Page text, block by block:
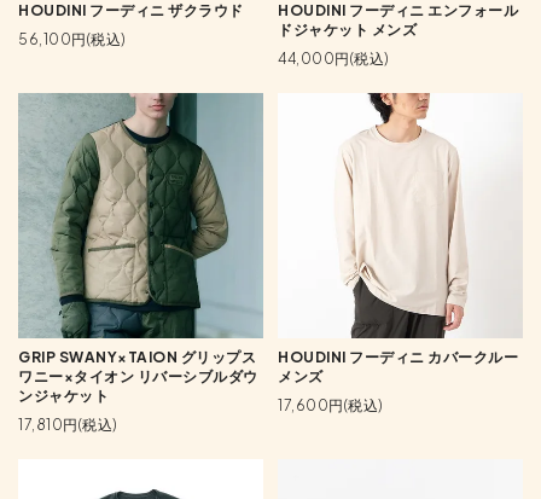
HOUDINI フーディニ ザクラウド
56,100円(税込)
HOUDINI フーディニ エンフォール
ドジャケット メンズ
44,000円(税込)
GRIP SWANY×TAION グリップス
ワニー×タイオン リバーシブルダウ
ンジャケット
17,810円(税込)
HOUDINI フーディニ カバークルー
メンズ
17,600円(税込)